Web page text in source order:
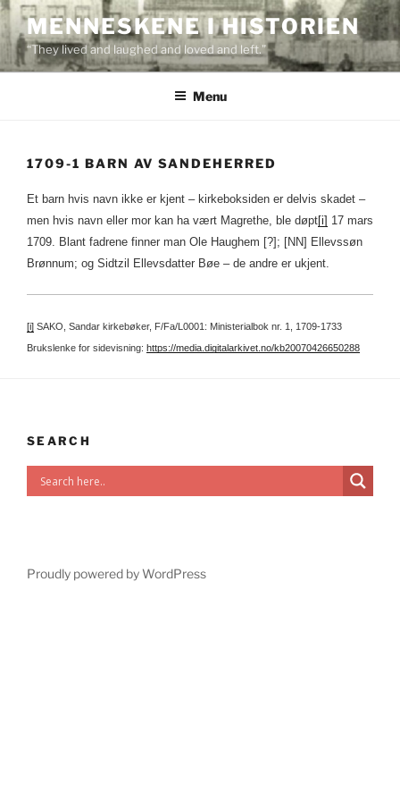
Skip
to
content
MENNESKENE I HISTORIEN
“They lived and laughed and loved and left.”
Menu
1709-1 BARN AV SANDEHERRED
Et barn hvis navn ikke er kjent – kirkeboksiden er delvis skadet –
men hvis navn eller mor kan ha vært Magrethe, ble døpt[i] 17 mars
1709. Blant fadrene finner man Ole Haughem [?]; [NN] Ellevssøn
Brønnum; og Sidtzil Ellevsdatter Bøe – de andre er ukjent.
[i] SAKO, Sandar kirkebøker, F/Fa/L0001: Ministerialbok nr. 1, 1709-1733
Brukslenke for sidevisning: https://media.digitalarkivet.no/kb20070426650288
SEARCH
Proudly powered by WordPress